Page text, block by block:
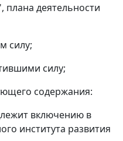
плана деятельности
силу;
силу;
содержания:
включению в
института развития